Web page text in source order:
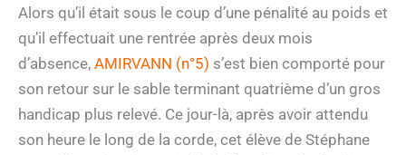
Alors qu’il était sous le coup d’une pénalité au poids et
qu’il effectuait une rentrée après deux mois
d’absence, AMIRVANN (n°5) s’est bien comporté pour
son retour sur le sable terminant quatrième d’un gros
handicap plus relevé. Ce jour-là, après avoir attendu
son heure le long de la corde, cet élève de Stéphane